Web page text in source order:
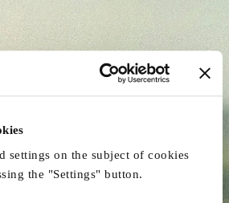
settings on the subject of cookies
the "Settings" button.